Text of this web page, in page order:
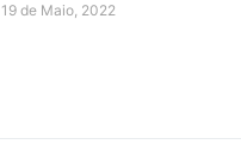
19 de Maio, 2022